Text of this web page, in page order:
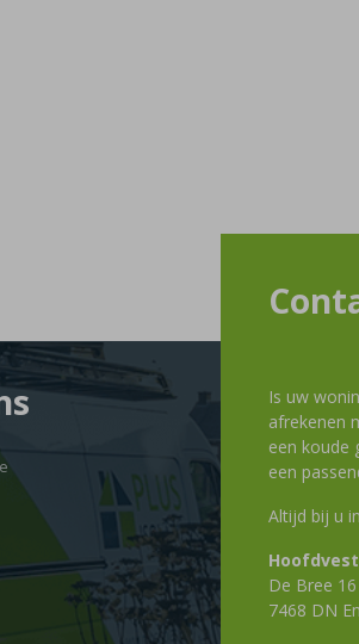
Is uw
afrekenen
een koude
een
Altijd bij u
De Bree 16
7468 DN